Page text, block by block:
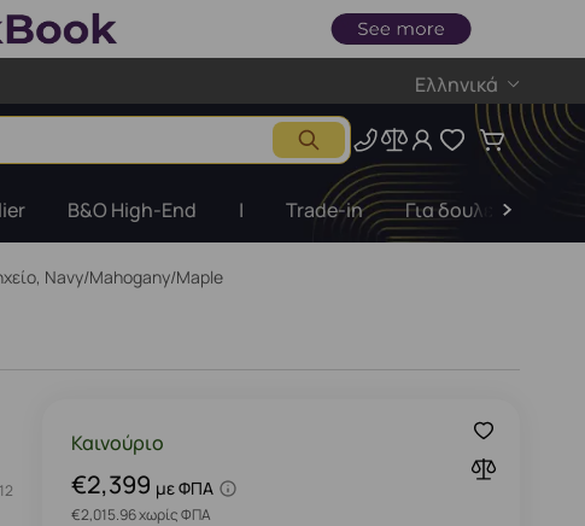
Ελληνικά
B&O High-End | Trade-in Για δουλειές
Navy/Mahogany/Maple
Καινούριο
€2,399 με ΦΠΑ
€2,015.96 χωρίς ΦΠΑ